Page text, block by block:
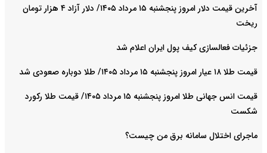
آخرین قیمت دلار امروز پنجشنبه ۱۵ مرداد ۱۴۰۵/ دلار آزاد ۴ هزار تومان
ریخت
جزئیات فعالسازی کیف پول ایران اعلام شد
قیمت طلا ۱۸ عیار امروز پنجشنبه ۱۵ مرداد ۱۴۰۵/ طلا دوباره صعودی شد
قیمت انس جهانی طلا امروز پنجشنبه ۱۵ مرداد ۱۴۰۵/ قیمت طلا رکورد
شکست
ماجرای اختلال سامانه برق من چیست؟